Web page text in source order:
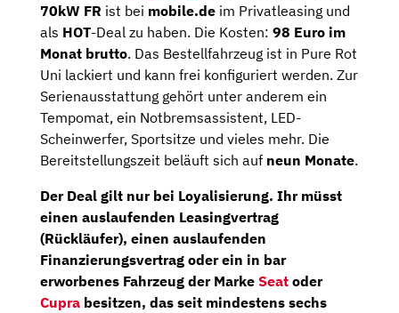
70kW FR ist bei mobile.de im Privatleasing und
als HOT-Deal zu haben. Die Kosten: 98 Euro im
Monat brutto. Das Bestellfahrzeug ist in Pure Rot
Uni lackiert und kann frei konfiguriert werden. Zur
Serienausstattung gehört unter anderem ein
Tempomat, ein Notbremsassistent, LED-
Scheinwerfer, Sportsitze und vieles mehr. Die
Bereitstellungszeit beläuft sich auf neun Monate.
Der Deal gilt nur bei Loyalisierung. Ihr müsst
einen auslaufenden Leasingvertrag
(Rückläufer), einen auslaufenden
Finanzierungsvertrag oder ein in bar
erworbenes Fahrzeug der Marke Seat oder
Cupra besitzen, das seit mindestens sechs